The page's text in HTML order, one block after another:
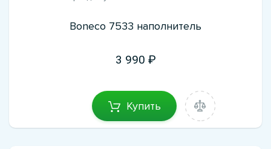
Boneco 7533 наполнитель
3 990
Купить